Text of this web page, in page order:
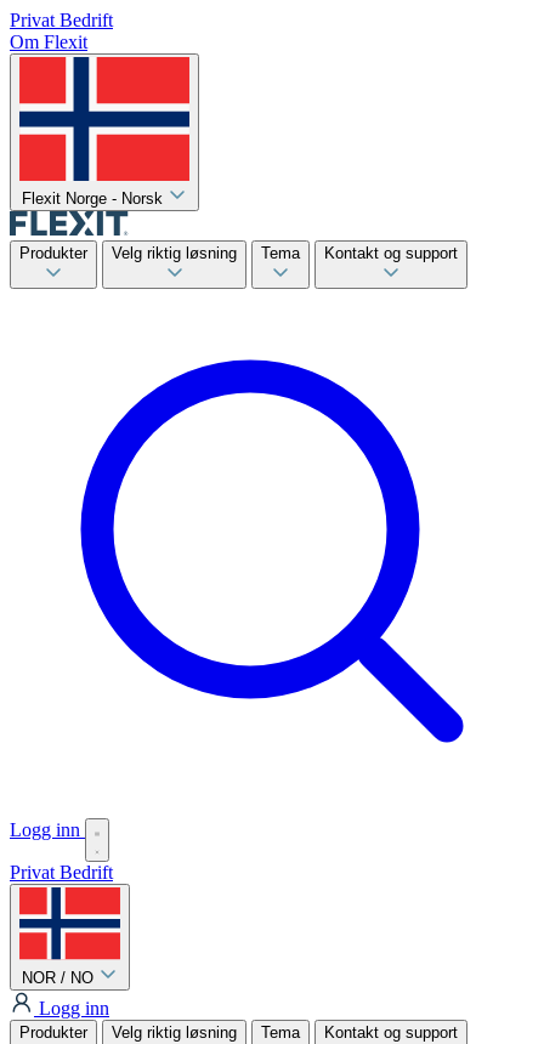
Privat Bedrift
Om Flexit
Flexit Norge - Norsk
Produkter Velg riktig løsning Tema Kontakt og support
Logg inn
Privat Bedrift
NOR / NO
Logg inn
Produkter Velg riktig løsning Tema Kontakt og support